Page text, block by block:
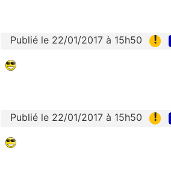
Publié le 22/01/2017 à 15h50 !
Publié le 22/01/2017 à 15h50 !